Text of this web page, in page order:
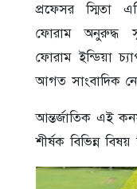
প্রফেসর স্মিতা
ফোরাম অনুরুদ্ধ
ফোরাম ইন্ডিয়া
আগত সাংবাদিক
আন্তর্জাতিক এই
শীর্ষক বিভিন্ন